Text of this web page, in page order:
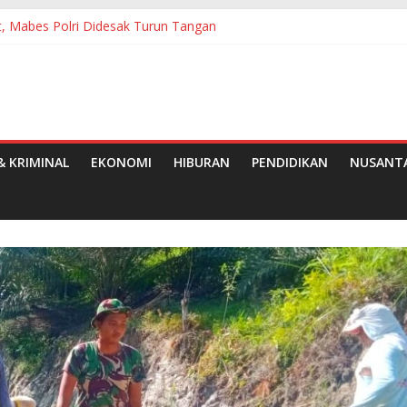
Mabes Polri Didesak Turun Tangan
Pasirkareumbi Inovasi HARLI NAPAK
Pangan Tahap II Bulan Juli, Agustus dan September 2026
di Kantor Pemda dan DPRD Subang, Tuntut Regulasi Berpihak
KRIMINAL EKONOMI HIBURAN PENDIDIKAN